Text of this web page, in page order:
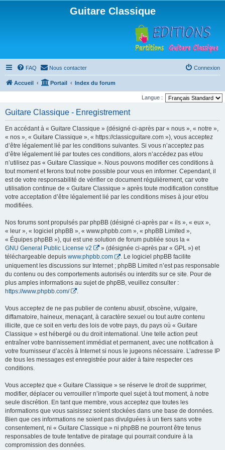
Guitare Classique
FAQ Nous contacter Connexion
Accueil Portail Index du forum
Langue :
Guitare Classique - Enregistrement
En accédant à « Guitare Classique » (désigné ci-après par « nous », « notre »,
« nos », « Guitare Classique », « https://classicguitare.com »), vous acceptez
d’être légalement lié par les conditions suivantes. Si vous n’acceptez pas
d’être légalement lié par toutes ces conditions, alors n’accédez pas et/ou
n’utilisez pas « Guitare Classique ». Nous pouvons modifier ces conditions à
tout moment et ferons tout notre possible pour vous en informer. Cependant, il
est de votre responsabilité de vérifier ce document régulièrement, car votre
utilisation continue de « Guitare Classique » après toute modification constitue
votre acceptation d’être légalement lié par les conditions mises à jour et/ou
modifiées.
Nos forums sont propulsés par phpBB (désigné ci-après par « ils », « eux »,
« leur », « logiciel phpBB », « www.phpbb.com », « phpBB Limited »,
« Équipes phpBB »), qui est une solution de forum publiée sous la «
GNU General Public License v2
» (désignée ci-après par « GPL ») et
téléchargeable depuis www.phpbb.com
. Le logiciel phpBB facilite
uniquement les discussions sur Internet ; phpBB Limited n’est pas responsable
du contenu ou des comportements autorisés ou interdits sur ce site. Pour de
plus amples informations au sujet de phpBB, veuillez consulter :
https://www.phpbb.com/
Vous acceptez de ne pas publier de contenu abusif, obscène, vulgaire,
diffamatoire, haineux, menaçant, à caractère sexuel ou tout autre contenu
illicite, que ce soit en vertu des lois de votre pays, du pays où « Guitare
Classique » est hébergé ou du droit international. Une telle action peut
entraîner votre bannissement immédiat et permanent, avec une notification à
votre fournisseur d’accès à Internet si nous le jugeons nécessaire. L’adresse IP
de tous les messages est enregistrée pour aider à faire respecter ces
conditions.
Vous acceptez que « Guitare Classique » se réserve le droit de supprimer,
modifier, déplacer ou verrouiller n’importe quel sujet à tout moment, à notre
seule discrétion. En tant que membre, vous acceptez que toutes les
informations que vous saisissez soient stockées dans une base de données.
Bien que ces informations ne soient pas divulguées à un tiers sans votre
consentement, ni « Guitare Classique » ni phpBB ne pourront être tenus
responsables de toute tentative de piratage qui pourrait conduire à la
compromission des données.